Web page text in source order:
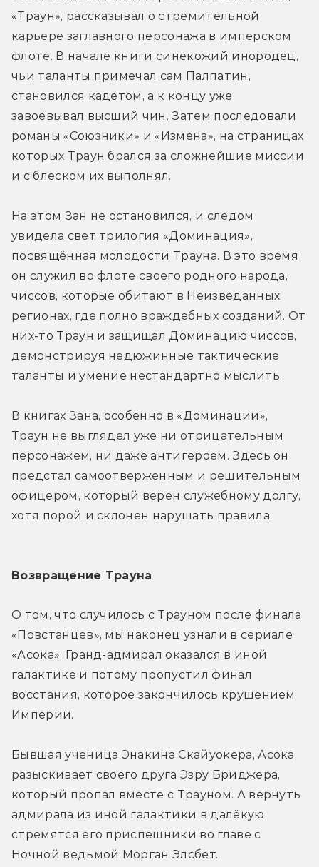
«Траун», рассказывал о стремительной
карьере заглавного персонажа в имперском
флоте. В начале книги синекожий инородец,
чьи таланты примечал сам Палпатин,
становился кадетом, а к концу уже
завоёвывал высший чин. Затем последовали
романы «Союзники» и «Измена», на страницах
которых Траун брался за сложнейшие миссии
и с блеском их выполнял.
На этом Зан не остановился, и следом
увидела свет трилогия «Доминация»,
посвящённая молодости Трауна. В это время
он служил во флоте своего родного народа,
чиссов, которые обитают в Неизведанных
регионах, где полно враждебных созданий. От
них-то Траун и защищал Доминацию чиссов,
демонстрируя недюжинные тактические
таланты и умение нестандартно мыслить.
В книгах Зана, особенно в «Доминации»,
Траун не выглядел уже ни отрицательным
персонажем, ни даже антигероем. Здесь он
предстал самоотверженным и решительным
офицером, который верен служебному долгу,
хотя порой и склонен нарушать правила.
Возвращение Трауна
О том, что случилось с Трауном после финала
«Повстанцев», мы наконец узнали в сериале
«Асока». Гранд-адмирал оказался в иной
галактике и потому пропустил финал
восстания, которое закончилось крушением
Империи.
Бывшая ученица Энакина Скайуокера, Асока,
разыскивает своего друга Эзру Бриджера,
который пропал вместе с Трауном. А вернуть
адмирала из иной галактики в далёкую
стремятся его приспешники во главе с
Ночной ведьмой Морган Элсбет.